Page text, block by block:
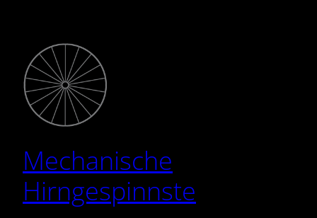
springen
Mechanische
Hirngespinnste